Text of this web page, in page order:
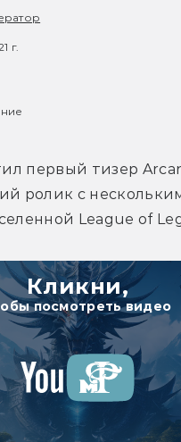
г.
первый тизер
ролик с
League of
Кликни,
посмотреть видео